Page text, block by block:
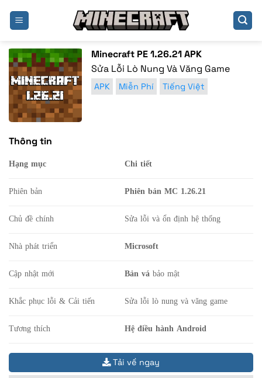
nội
dung
Minecraft PE 1.26.21 APK
Sửa Lỗi Lò Nung Và Văng Game
APK Miễn Phí Tiếng Việt
Thông tin
Hạng mục Chi tiết
Phiên bản Phiên bản MC 1.26.21
Chủ đề chính Sửa lỗi và ổn định hệ thống
Nhà phát triển Microsoft
Cập nhật mới Bản vá bảo mật
Khắc phục lỗi & Cải tiến Sửa lỗi lò nung và văng game
Tương thích Hệ điều hành Android
Tải về ngay